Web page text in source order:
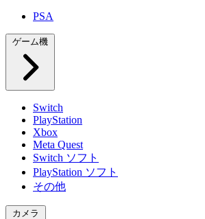
PSA
ゲーム機
Switch
PlayStation
Xbox
Meta Quest
Switch ソフト
PlayStation ソフト
その他
カメラ